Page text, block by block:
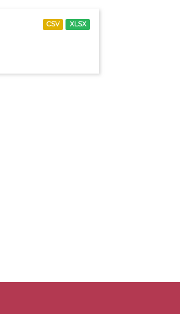
CSV XLSX